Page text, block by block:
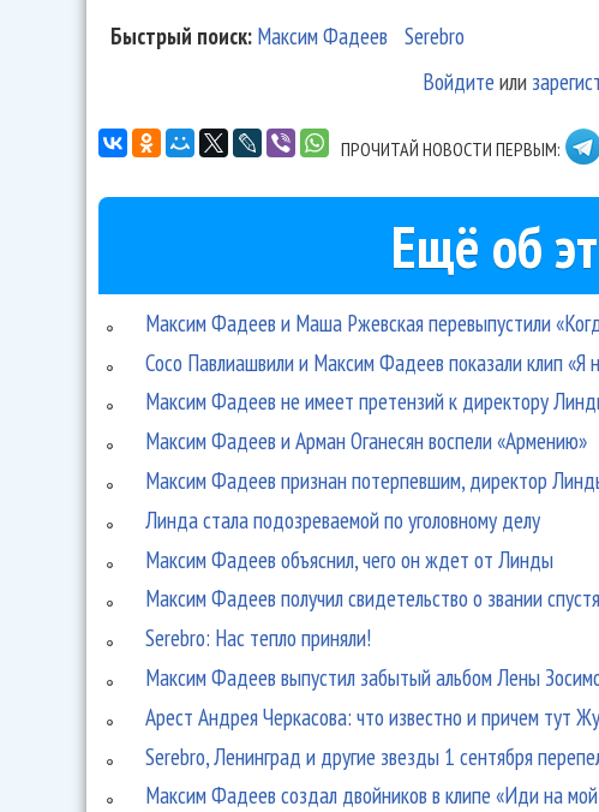
Быстрый поиск: Максим Фадеев
Serebro
Войдите или
ПРОЧИТАЙ НОВОСТИ ПЕРВЫМ:
Ещё об
Максим Фадеев и Маша Ржевская перевыпустили
Сосо Павлиашвили и Максим Фадеев показали клип «Я
Максим Фадеев не имеет претензий к директору
Максим Фадеев и Арман Оганесян воспели «Армению»
Максим Фадеев признан потерпевшим, директор
Линда стала подозреваемой по уголовному делу
Максим Фадеев объяснил, чего он ждет от Линды
Максим Фадеев получил свидетельство о звании
Serebro: Нас тепло приняли!
Максим Фадеев выпустил забытый альбом Лены
Арест Андрея Черкасова: что известно и причем тут
Serebro, Ленинград и другие звезды 1 сентября
Максим Фадеев создал двойников в клипе «Иди на мой